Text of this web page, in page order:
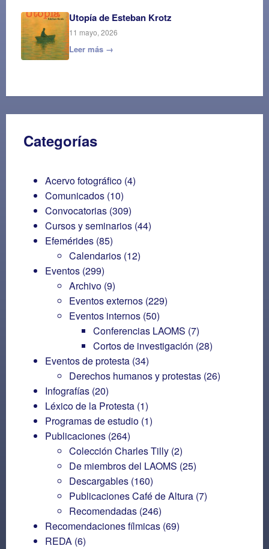
Utopía de Esteban Krotz
11 mayo, 2026
Leer más →
Categorías
Acervo fotográfico (4)
Comunicados (10)
Convocatorias (309)
Cursos y seminarios (44)
Efemérides (85)
Calendarios (12)
Eventos (299)
Archivo (9)
Eventos externos (229)
Eventos internos (50)
Conferencias LAOMS (7)
Cortos de investigación (28)
Eventos de protesta (34)
Derechos humanos y protestas (26)
Infografías (20)
Léxico de la Protesta (1)
Programas de estudio (1)
Publicaciones (264)
Colección Charles Tilly (2)
De miembros del LAOMS (25)
Descargables (160)
Publicaciones Café de Altura (7)
Recomendadas (246)
Recomendaciones fílmicas (69)
REDA (6)